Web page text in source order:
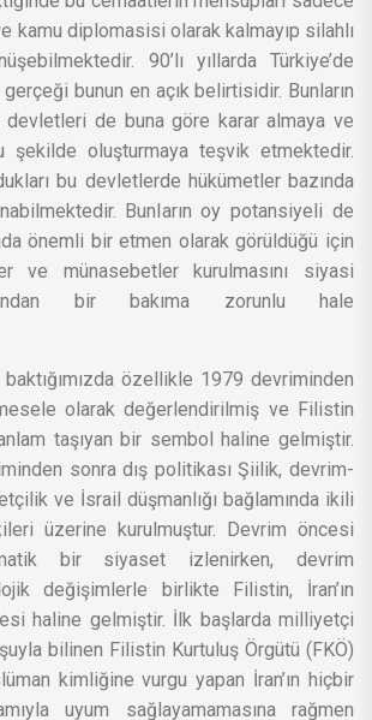
kamu diplomasisi olarak kalmayıp silahlı
90’lı yıllarda Türkiye’de
bunun en açık belirtisidir. Bunların
devletleri de buna göre karar almaya ve
şekilde oluşturmaya teşvik etmektedir.
bu devletlerde hükümetler bazında
Bunların oy potansiyeli de
önemli bir etmen olarak görüldüğü için
ve münasebetler kurulmasını siyasi
bir bakıma zorunlu hale
özellikle 1979 devriminden
olarak değerlendirilmiş ve Filistin
taşıyan bir sembol haline gelmiştir.
sonra dış politikası Şiilik, devrim-
ve İsrail düşmanlığı bağlamında ikili
üzerine kurulmuştur. Devrim öncesi
bir siyaset izlenirken, devrim
değişimlerle birlikte Filistin, İran’ın
haline gelmiştir. İlk başlarda milliyetçi
bilinen Filistin Kurtuluş Örgütü (FKÖ)
kimliğine vurgu yapan İran’ın hiçbir
uyum sağlayamamasına rağmen